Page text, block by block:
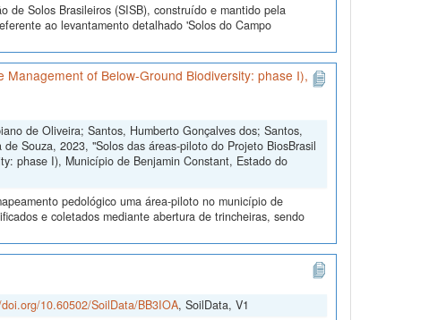
de Solos Brasileiros (SISB), construído e mantido pela
ao levantamento detalhado 'Solos do Campo
of Below-Ground Biodiversity: phase I),
de Oliveira; Santos, Humberto Gonçalves dos; Santos,
Souza, 2023, "Solos das áreas-piloto do Projeto BiosBrasil
phase I), Município de Benjamin Constant, Estado do
pedológico uma área-piloto no município de
e coletados mediante abertura de trincheiras, sendo
10.60502/SoilData/BB3IOA, SoilData, V1